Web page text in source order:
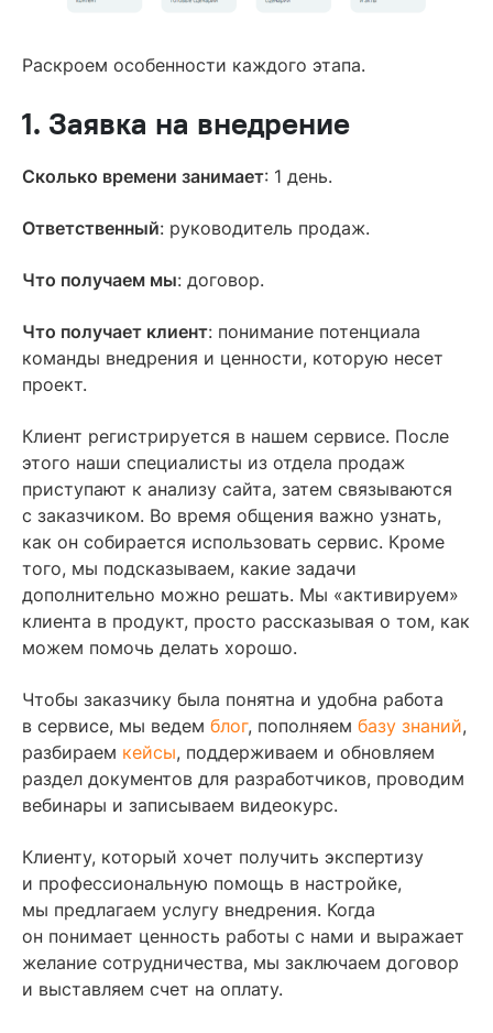
Раскроем особенности каждого этапа.
1. Заявка на внедрение
Сколько времени занимает: 1 день.
Ответственный: руководитель продаж.
Что получаем мы: договор.
Что получает клиент: понимание потенциала
команды внедрения и ценности, которую несет
проект.
Клиент регистрируется в нашем сервисе. После
этого наши специалисты из отдела продаж
приступают к анализу сайта, затем связываются
с заказчиком. Во время общения важно узнать,
как он собирается использовать сервис. Кроме
того, мы подсказываем, какие задачи
дополнительно можно решать. Мы «активируем»
клиента в продукт, просто рассказывая о том, как
можем помочь делать хорошо.
Чтобы заказчику была понятна и удобна работа
в сервисе, мы ведем блог, пополняем базу знаний,
разбираем кейсы, поддерживаем и обновляем
раздел документов для разработчиков, проводим
вебинары и записываем видеокурс.
Клиенту, который хочет получить экспертизу
и профессиональную помощь в настройке,
мы предлагаем услугу внедрения. Когда
он понимает ценность работы с нами и выражает
желание сотрудничества, мы заключаем договор
и выставляем счет на оплату.